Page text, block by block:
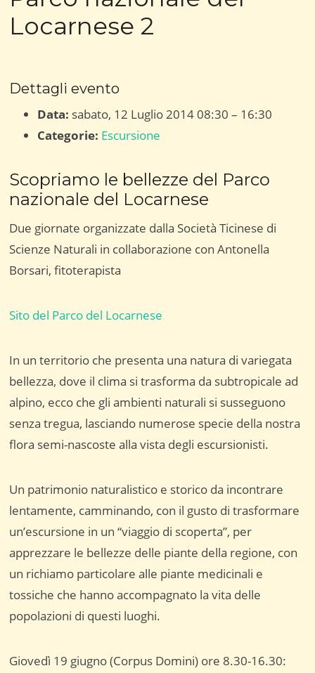
Locarnese 2
Dettagli evento
Data: sabato, 12 Luglio 2014 08:30 – 16:30
Categorie: Escursione
Scopriamo le bellezze del Parco
nazionale del Locarnese
Due giornate organizzate dalla Società Ticinese di
Scienze Naturali in collaborazione con Antonella
Borsari, fitoterapista
Sito del Parco del Locarnese
In un territorio che presenta una natura di variegata
bellezza, dove il clima si trasforma da subtropicale ad
alpino, ecco che gli ambienti naturali si susseguono
senza tregua, lasciando numerose specie della nostra
flora semi-nascoste alla vista degli escursionisti.
Un patrimonio naturalistico e storico da incontrare
lentamente, camminando, con il gusto di trasformare
un’escursione in un “viaggio di scoperta”, per
apprezzare le bellezze delle piante della regione, con
un richiamo particolare alle piante medicinali e
tossiche che hanno accompagnato la vita delle
popolazioni di questi luoghi.
Giovedì 19 giugno (Corpus Domini) ore 8.30-16.30: